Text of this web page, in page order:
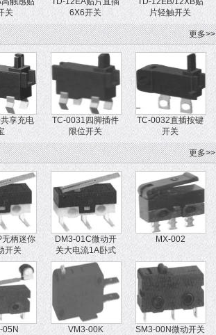
关
6X6开关
片轻触开关
更多>>
享充电
TC-0031四脚插件
限位开关
TC-0032直插按键
开关
更多>>
无柄迷你
开关
DM3-01C微动开
关大电流1A卧式
MX-002
05N VM3-00K SM3-00N微动开关